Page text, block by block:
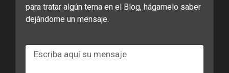
para tratar algún tema en el Blog, hágamelo saber
dejándome un mensaje.
Mensaje